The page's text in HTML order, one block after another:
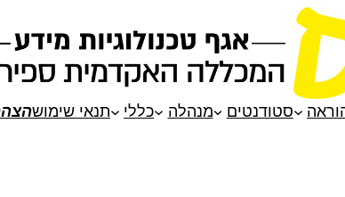
סטודנטים מנהלה כללי תנאי שימוש